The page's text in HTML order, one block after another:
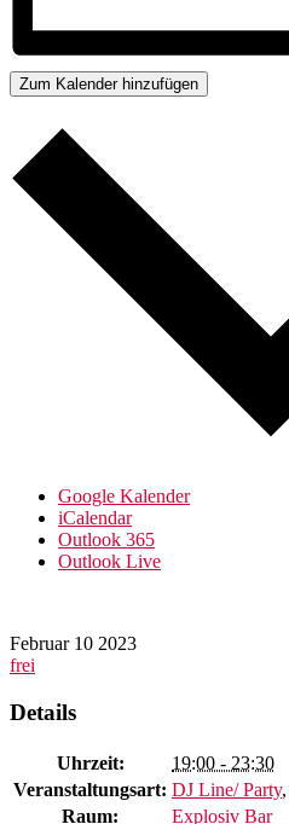
Zum Kalender hinzufügen
Google Kalender
iCalendar
Outlook 365
Outlook Live
Februar 10 2023
frei
Details
Uhrzeit:
19:00 - 23:30
Veranstaltungsart: DJ Line/ Party,
Raum:
Explosiv Bar